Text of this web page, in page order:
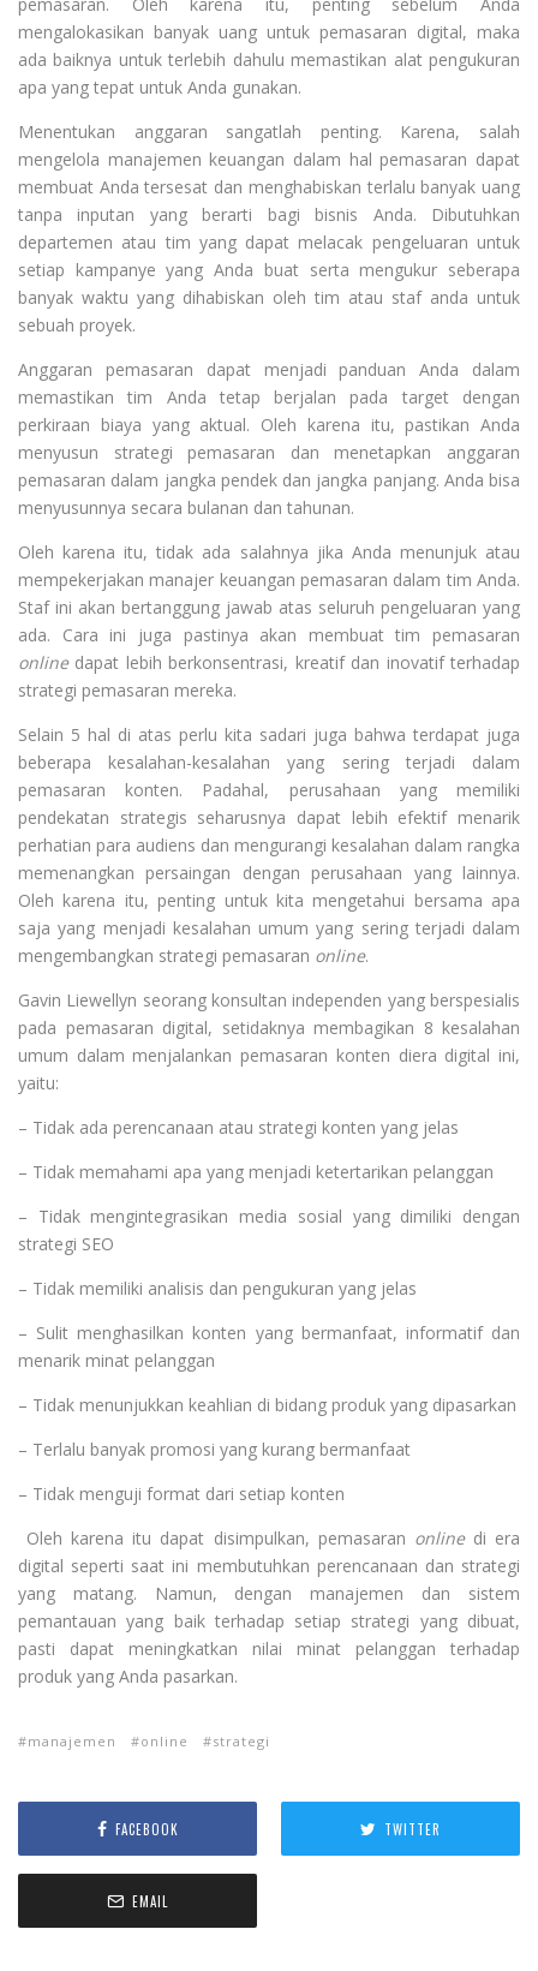
pemasaran. Oleh karena itu, penting sebelum Anda
mengalokasikan banyak uang untuk pemasaran digital, maka
ada baiknya untuk terlebih dahulu memastikan alat pengukuran
apa yang tepat untuk Anda gunakan.
Menentukan anggaran sangatlah penting. Karena, salah
mengelola manajemen keuangan dalam hal pemasaran dapat
membuat Anda tersesat dan menghabiskan terlalu banyak uang
tanpa inputan yang berarti bagi bisnis Anda. Dibutuhkan
departemen atau tim yang dapat melacak pengeluaran untuk
setiap kampanye yang Anda buat serta mengukur seberapa
banyak waktu yang dihabiskan oleh tim atau staf anda untuk
sebuah proyek.
Anggaran pemasaran dapat menjadi panduan Anda dalam
memastikan tim Anda tetap berjalan pada target dengan
perkiraan biaya yang aktual. Oleh karena itu, pastikan Anda
menyusun strategi pemasaran dan menetapkan anggaran
pemasaran dalam jangka pendek dan jangka panjang. Anda bisa
menyusunnya secara bulanan dan tahunan.
Oleh karena itu, tidak ada salahnya jika Anda menunjuk atau
mempekerjakan manajer keuangan pemasaran dalam tim Anda.
Staf ini akan bertanggung jawab atas seluruh pengeluaran yang
ada. Cara ini juga pastinya akan membuat tim pemasaran
online dapat lebih berkonsentrasi, kreatif dan inovatif terhadap
strategi pemasaran mereka.
Selain 5 hal di atas perlu kita sadari juga bahwa terdapat juga
beberapa kesalahan-kesalahan yang sering terjadi dalam
pemasaran konten. Padahal, perusahaan yang memiliki
pendekatan strategis seharusnya dapat lebih efektif menarik
perhatian para audiens dan mengurangi kesalahan dalam rangka
memenangkan persaingan dengan perusahaan yang lainnya.
Oleh karena itu, penting untuk kita mengetahui bersama apa
saja yang menjadi kesalahan umum yang sering terjadi dalam
mengembangkan strategi pemasaran online.
Gavin Liewellyn seorang konsultan independen yang berspesialis
pada pemasaran digital, setidaknya membagikan 8 kesalahan
umum dalam menjalankan pemasaran konten diera digital ini,
yaitu:
– Tidak ada perencanaan atau strategi konten yang jelas
– Tidak memahami apa yang menjadi ketertarikan pelanggan
– Tidak mengintegrasikan media sosial yang dimiliki dengan
strategi SEO
– Tidak memiliki analisis dan pengukuran yang jelas
– Sulit menghasilkan konten yang bermanfaat, informatif dan
menarik minat pelanggan
– Tidak menunjukkan keahlian di bidang produk yang dipasarkan
– Terlalu banyak promosi yang kurang bermanfaat
– Tidak menguji format dari setiap konten
Oleh karena itu dapat disimpulkan, pemasaran online di era
digital seperti saat ini membutuhkan perencanaan dan strategi
yang matang. Namun, dengan manajemen dan sistem
pemantauan yang baik terhadap setiap strategi yang dibuat,
pasti dapat meningkatkan nilai minat pelanggan terhadap
produk yang Anda pasarkan.
manajemen online strategi
FACEBOOK TWITTER
EMAIL